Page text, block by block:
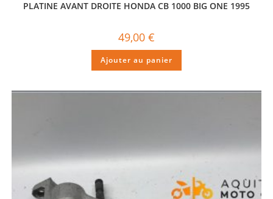
PLATINE AVANT DROITE HONDA CB 1000 BIG ONE 1995
49,00 €
Ajouter au panier